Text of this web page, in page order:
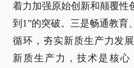
着力加强原始创新和颠覆性
到1”的突破。三是畅通教育
循环，夯实新质生产力发
新质生产力，技术是核心